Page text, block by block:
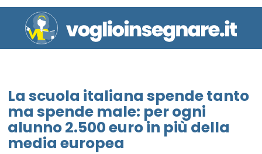
La scuola italiana spende tanto
ma spende male: per ogni
alunno 2.500 euro in più della
media europea